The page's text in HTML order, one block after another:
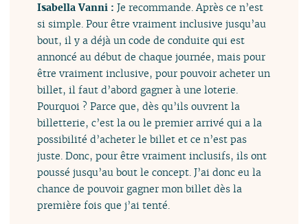
Isabella Vanni :Je recommande. Après ce n’est
si simple. Pour être vraiment inclusive jusqu’au
bout, il y a déjà un code de conduite qui est
annoncé au début de chaque journée, mais pour
être vraiment inclusive, pour pouvoir acheter un
billet, il faut d’abord gagner à une loterie.
Pourquoi ? Parce que, dès qu’ils ouvrent la
billetterie, c’est la ou le premier arrivé qui a la
possibilité d’acheter le billet et ce n’est pas
juste. Donc, pour être vraiment inclusifs, ils ont
poussé jusqu’au bout le concept. J’ai donc eu la
chance de pouvoir gagner mon billet dès la
première fois que j’ai tenté.